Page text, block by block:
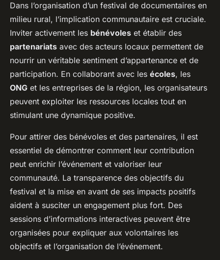
Dans l’organisation d’un festival de documentaires en
milieu rural, l’implication communautaire est cruciale.
Inviter activement les bénévoles et établir des
partenariats avec des acteurs locaux permettent de
nourrir un véritable sentiment d’appartenance et de
participation. En collaborant avec les écoles, les
ONG et les entreprises de la région, les organisateurs
peuvent exploiter les ressources locales tout en
stimulant une dynamique positive.
Pour attirer des bénévoles et des partenaires, il est
essentiel de démontrer comment leur contribution
peut enrichir l’événement et valoriser leur
communauté. La transparence des objectifs du
festival et la mise en avant de ses impacts positifs
aident à susciter un engagement plus fort. Des
sessions d’informations interactives peuvent être
organisées pour expliquer aux volontaires les
objectifs et l’organisation de l’événement.